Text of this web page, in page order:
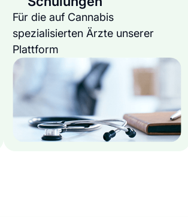
Für die auf Cannabis
spezialisierten Ärzte unserer
Plattform